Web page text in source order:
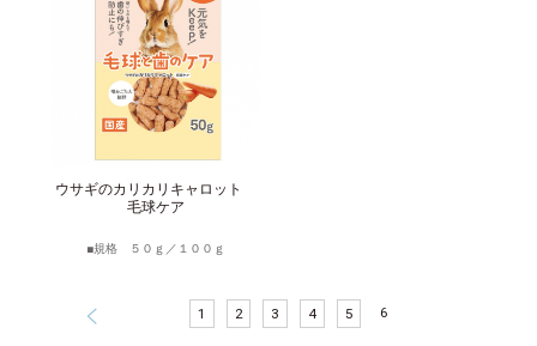
ウサギのカリカリキャロット
毛球ケア
規格 ５０ｇ／１００ｇ
1 2 3 4 5 6